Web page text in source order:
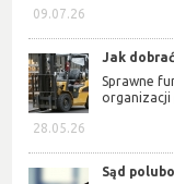
09.07.26
28.05.26
Jak
Sprawne
organizacji
Sąd